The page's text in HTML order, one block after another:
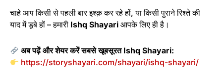
चाहे आप किसी से पहली बार इश्क़ कर रहे हों, या किसी पुराने रिश्ते की
याद में डूबे हों – हमारी Ishq Shayari आपके लिए ही है।
अब पढ़ें और शेयर करें सबसे खूबसूरत Ishq Shayari:
https://storyshayari.com/shayari/ishq-shayari/